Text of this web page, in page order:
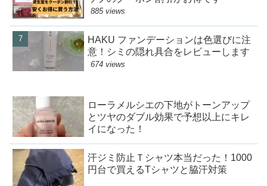
885 views
HAKU ファンデーションは色選びに注
意！シミの隠れ具合をレビューします
674 views
ローラメルシエの下地がトーンアップ
とツヤのダブル効果で予想以上にキレ
イになった！
汗ジミ防止Ｔシャツ本当だった！1000
円台で買えるTシャツと脇汗対策